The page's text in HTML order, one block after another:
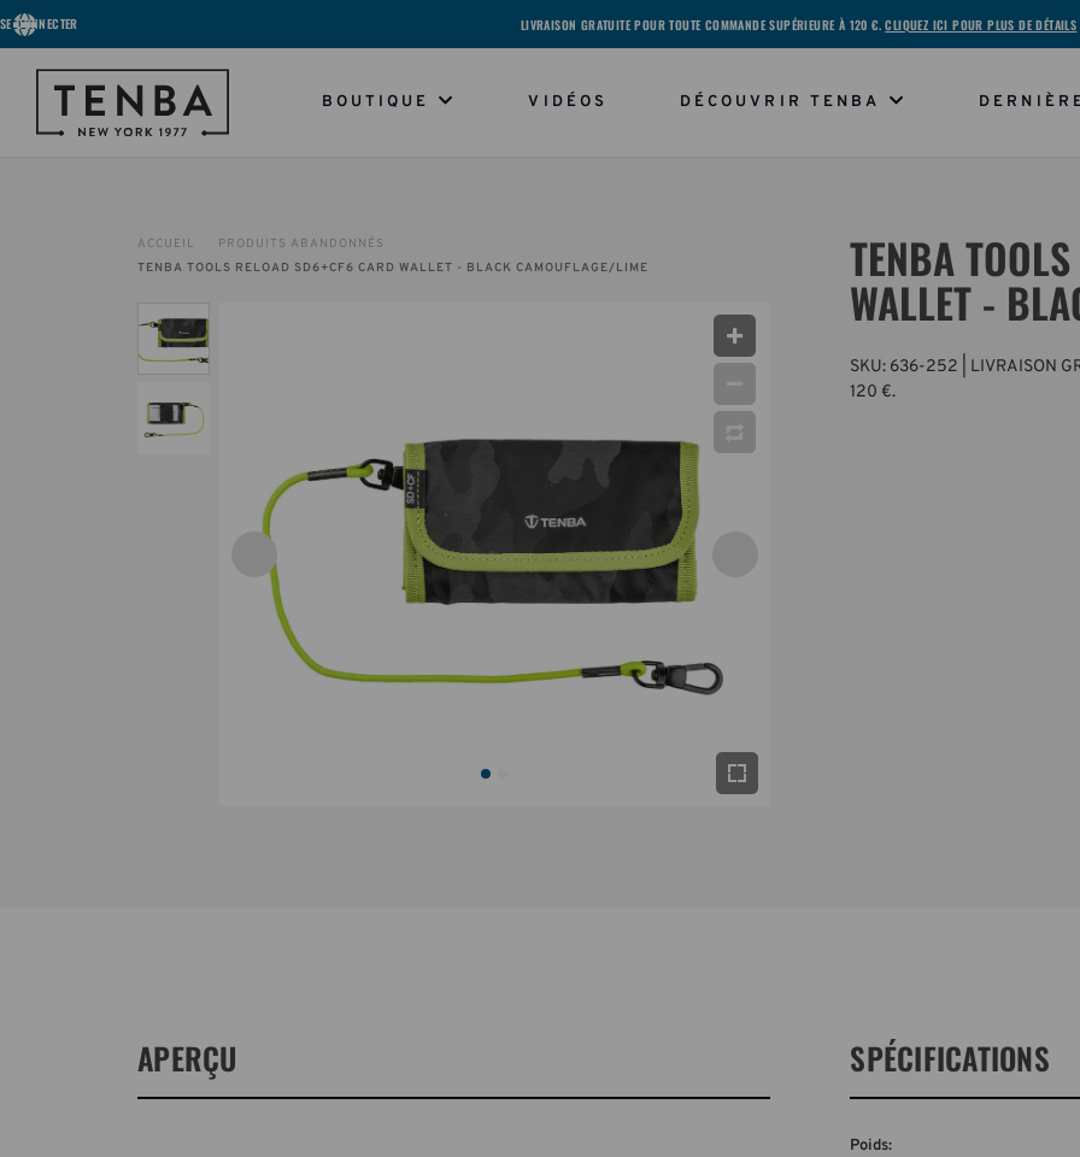
LIVRAISON GRATUITE POUR TOUTE COMMANDE SUPÉRIEURE À 120 €.CLIQUEZ ICI POUR PLUS DE DÉTAILS
SE CONNECTER
BOUTIQUE VIDÉOS DÉCOUVRIR TENBA
TENBA
WALLET -
SKU: 636-252 | LIVRAISON
120 €.
ACCUEIL
PRODUITS ABANDONNÉS
TENBA TOOLS RELOAD SD6+CF6 CARD WALLET - BLACK CAMOUFLAGE/LIME
APERÇU SPÉCIFICATIONS
Poids: